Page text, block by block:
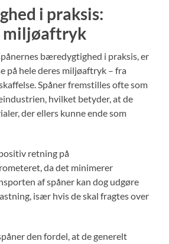
i praksis:
miljøaftryk
bæredygtighed i praksis, er
på hele deres miljøaftryk – fra
Spåner fremstilles ofte som
hvilket betyder, at de
der ellers kunne ende som
retning på
da det minimerer
af spåner kan dog udgøre
især hvis de skal fragtes over
den fordel, at de generelt